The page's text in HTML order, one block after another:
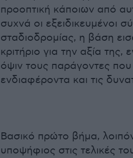
προοπτική κάποιων από
συχνά οι εξειδικευμένοι
σταδιοδρομίας, η βάση
κριτήριο για την αξία
όψιν τους παράγοντες που
ενδιαφέροντα και τις
Βασικό πρώτο βήμα,
υποψήφιος στις τελικές